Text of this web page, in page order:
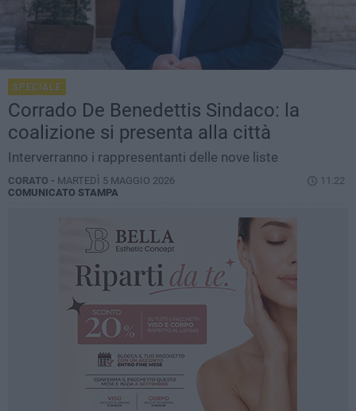
SPECIALE
Corrado De Benedettis Sindaco: la
coalizione si presenta alla città
Interverranno i rappresentanti delle nove liste
CORATO - MARTEDÌ 5 MAGGIO 2026
11.22
COMUNICATO STAMPA